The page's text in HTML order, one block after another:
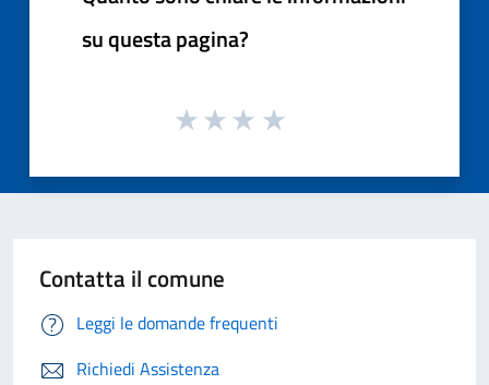
su questa pagina?
Contatta il comune
Leggi le domande frequenti
Richiedi Assistenza